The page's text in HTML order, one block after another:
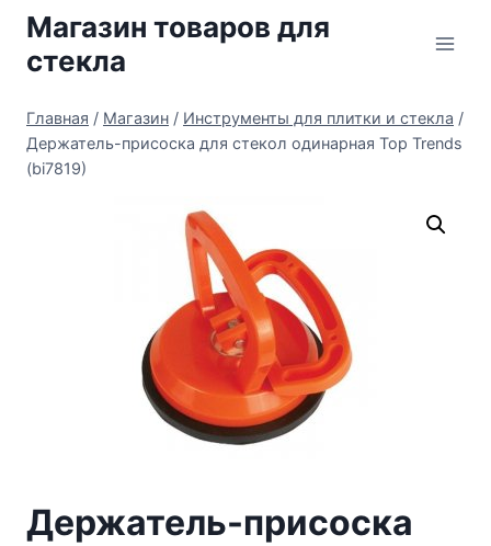
Перейти
содержимому
Магазин товаров для
стекла
Главная / Магазин / Инструменты для плитки и стекла /
Держатель-присоска для стекол одинарная Top Trends
(bi7819)
Держатель-присоска